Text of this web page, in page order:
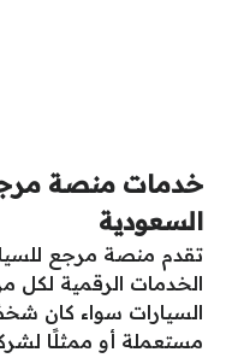
خدمات منصة
السعودية
تقدم منصة مرجع
الخدمات الرقمية لكل
السيارات سواء كان
مستعملة أو ممثلًا